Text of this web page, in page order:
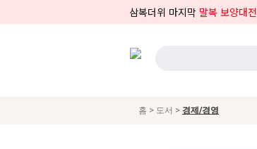
삼복더위 마지막 말복 보양대전
홈 > 도서 > 경제/경영